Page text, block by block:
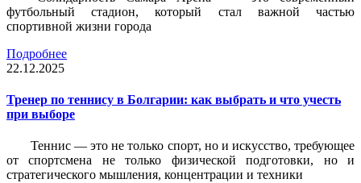
футбольный стадион, который стал важной частью
спортивной жизни города
Подробнее
22.12.2025
Тренер по теннису в Болгарии: как выбрать и что учесть
при выборе
Теннис — это не только спорт, но и искусство, требующее
от спортсмена не только физической подготовки, но и
стратегического мышления, концентрации и техники